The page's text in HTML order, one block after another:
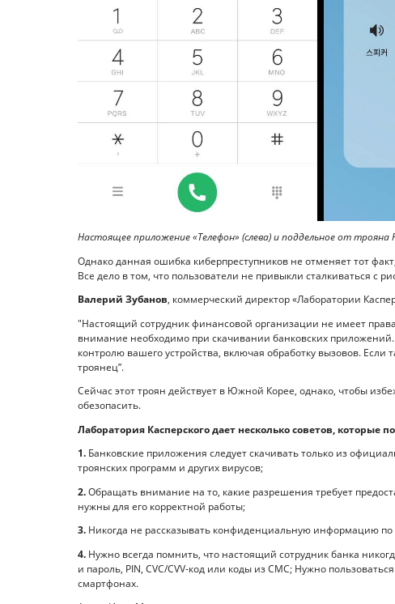
Настоящее приложение «Телефон» (слева) и поддельное от трояна
Однако данная ошибка киберпреступников не отменяет тот
Все дело в том, что пользователи не привыкли сталкиваться с
Валерий Зубанов, коммерческий директор «Лаборатории
"Настоящий сотрудник финансовой организации не имеет
внимание необходимо при скачивании банковских
контролю вашего устройства, включая обработку вызовов. Если
троянец”.
Сейчас этот троян действует в Южной Корее, однако, чтобы
обезопасить.
Лаборатория Касперского дает несколько советов, которые
1. Банковские приложения следует скачивать только из
троянских программ и других вирусов;
2.Обращать внимание на то, какие разрешения требует
нужны для его корректной работы;
3. Никогда не рассказывать конфиденциальную информацию по
4. Нужно всегда помнить, что настоящий сотрудник банка
и пароль, PIN, СVC/СVV-код или коды из СМС; Нужно
смартфонах.